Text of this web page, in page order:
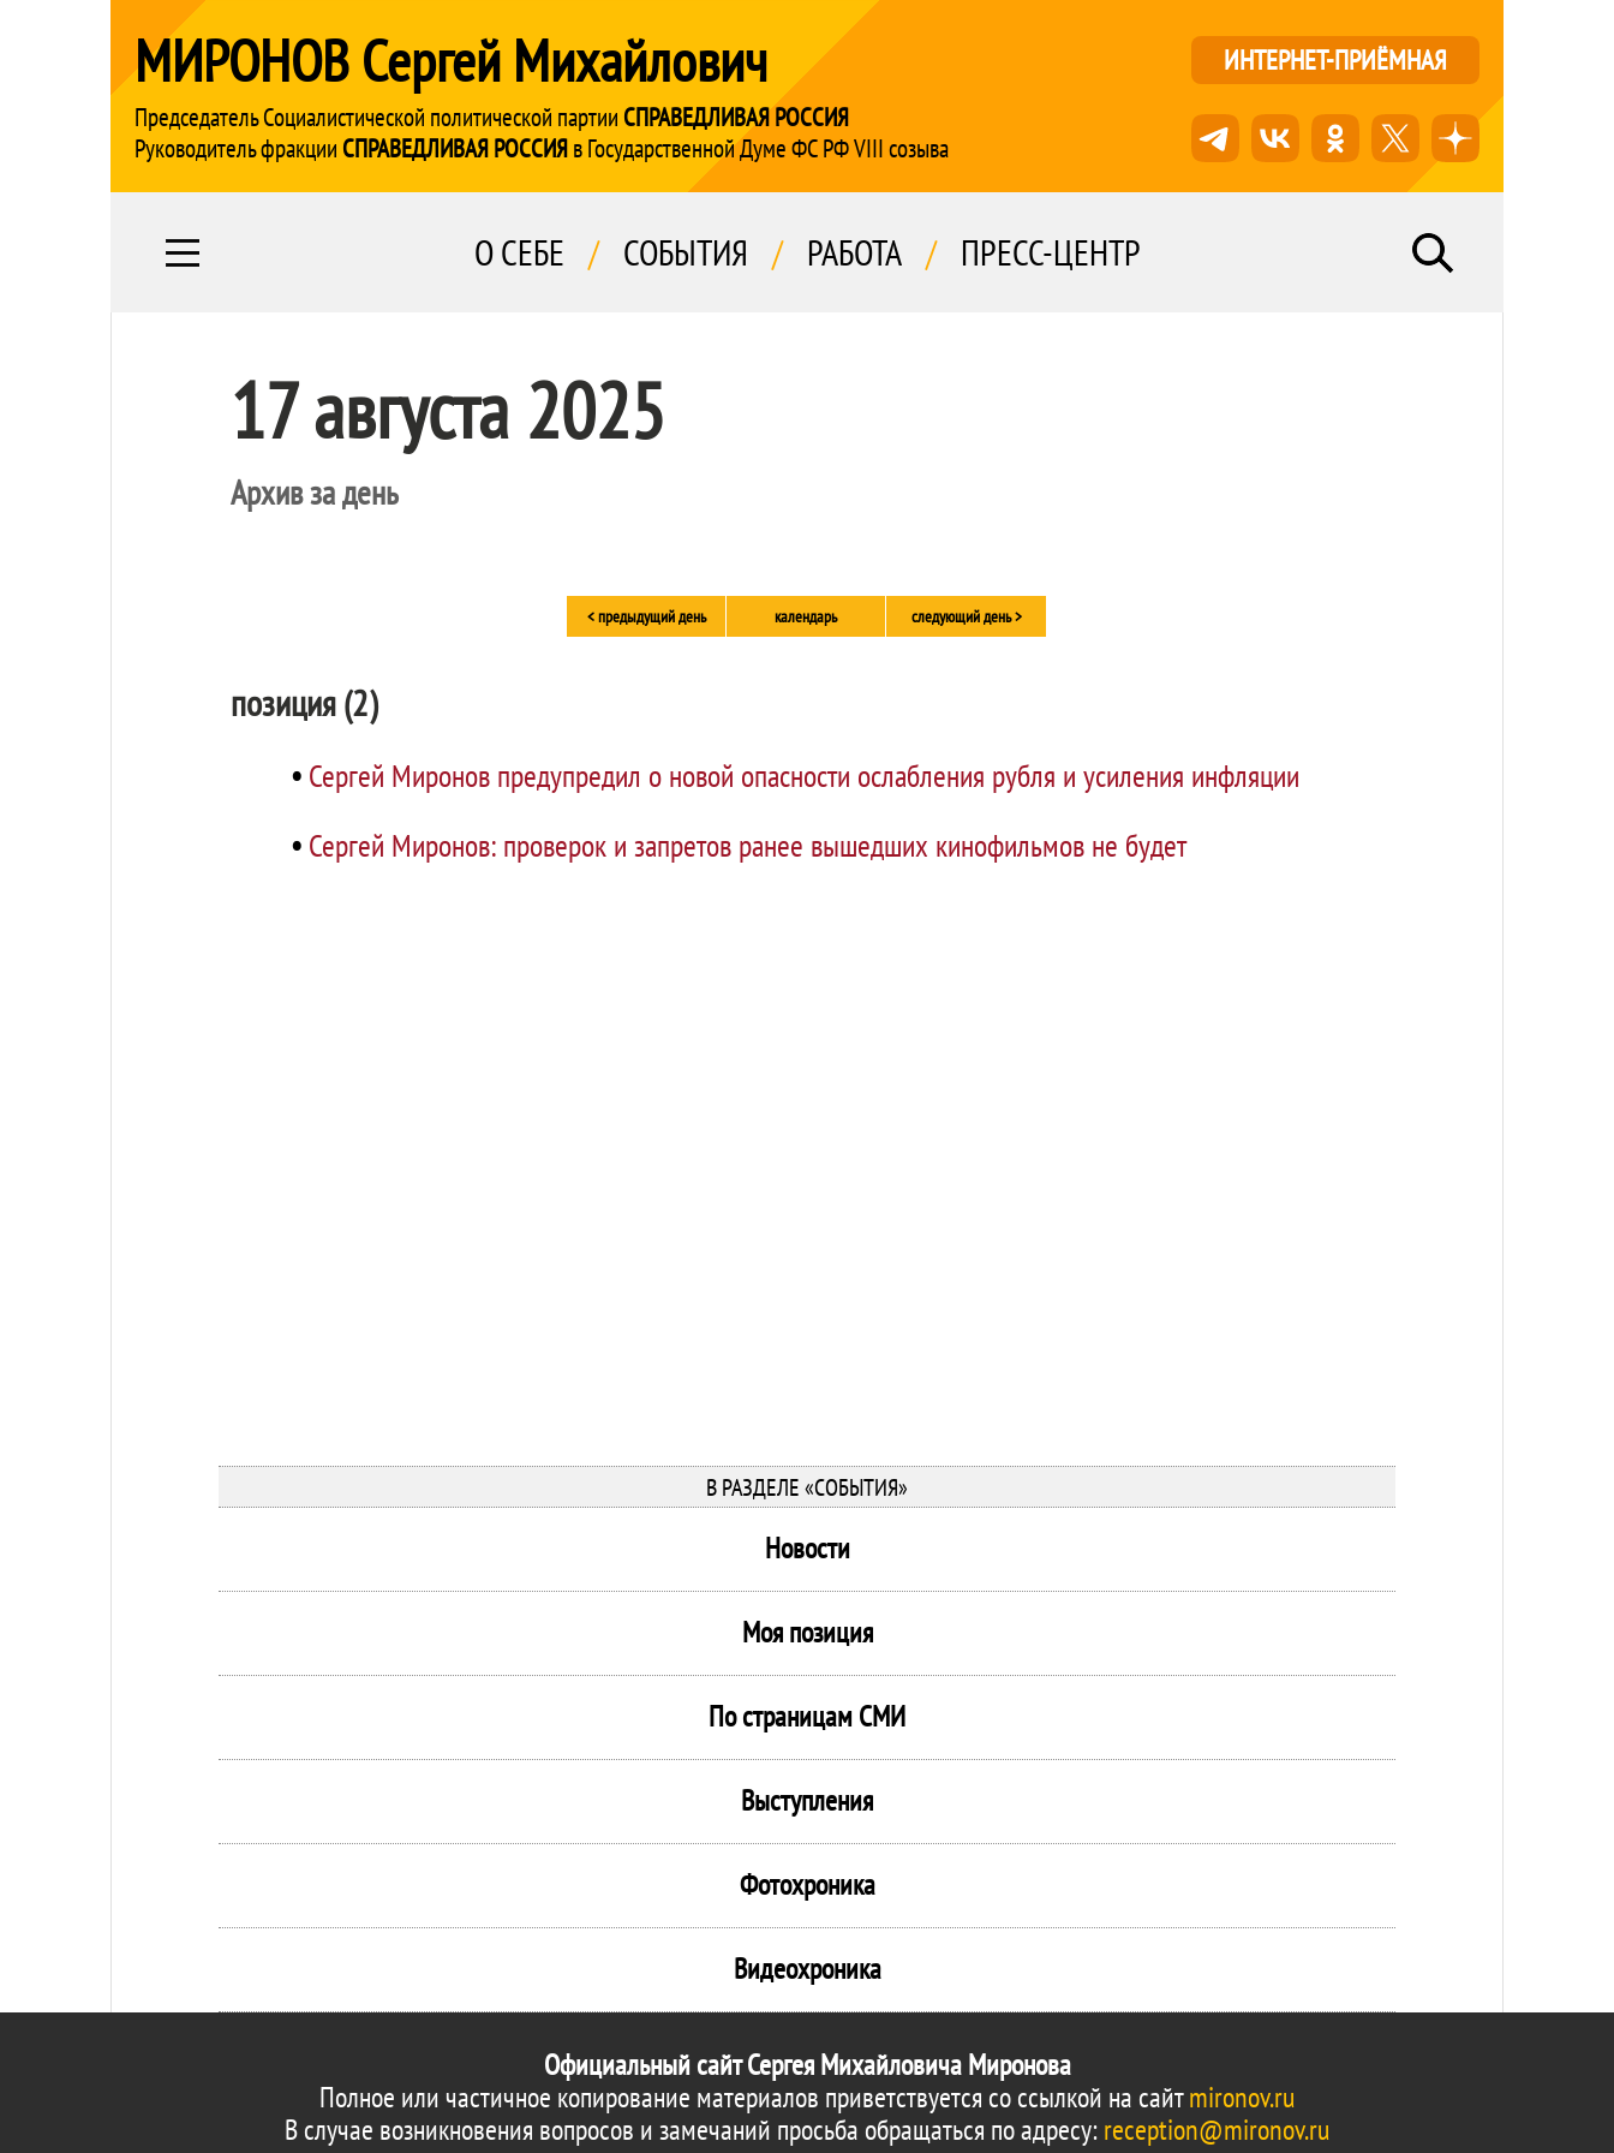
МИРОНОВ Сергей Михайлович
Председатель Социалистической политической партии СПРАВЕДЛИВАЯ РОССИЯ
Руководитель фракции СПРАВЕДЛИВАЯ РОССИЯв Государственной Думе ФС РФ VIII созыва
ИНТЕРНЕТ-ПРИЁМНАЯ
О СЕБЕ / СОБЫТИЯ / РАБОТА / ПРЕСС-ЦЕНТР
17 августа 2025
Архив за день
< предыдущий день календарь следующий день >
позиция (2)
• Сергей Миронов предупредил о новой опасности ослабления рубля и усиления инфляции
• Сергей Миронов: проверок и запретов ранее вышедших кинофильмов не будет
В РАЗДЕЛЕ «СОБЫТИЯ»
Новости
Моя позиция
По страницам СМИ
Выступления
Фотохроника
Видеохроника
Официальный сайт Сергея Михайловича Миронова
Полное или частичное копирование материалов приветствуется со ссылкой на сайтmironov.ru
В случае возникновения вопросов и замечаний просьба обращаться по адресу:reception@mironov.ru